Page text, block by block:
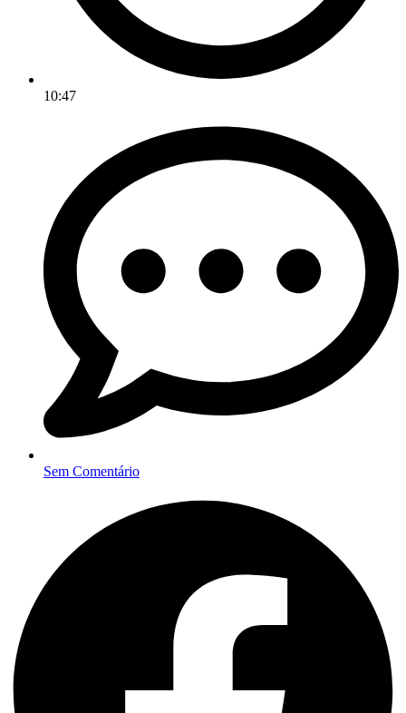
10:47
Sem Comentário